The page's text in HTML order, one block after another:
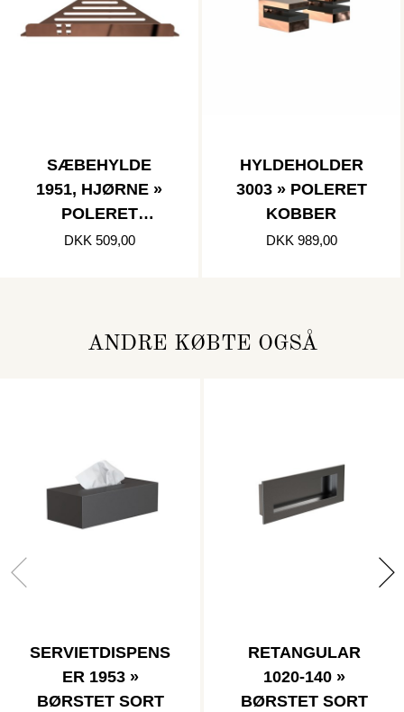
SÆBEHYLDE
1951, HJØRNE »
POLERET
KOBBER
DKK 509,00
HYLDEHOLDER
3003 » POLERET
KOBBER
DKK 989,00
ANDRE KØBTE OGSÅ
SERVIETDISPENS
ER 1953 »
BØRSTET SORT
RETANGULAR
1020-140 »
BØRSTET SORT